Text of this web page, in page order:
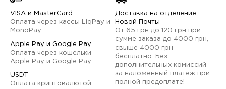
VISA и MasterCard
Оплата через кассы LiqPay и
MonoPay
Apple Pay и Google Pay
Оплата через кошельки
Apple Pay и Google Pay
USDT
Оплата криптовалютой
Доставка на отделение
Новой Почты
От 65 грн до 120 грн при
сумме заказа до 4000 грн,
свыше 4000 грн -
бесплатно. Без
дополнительных комиссий
за наложенный платеж при
полной предоплате!